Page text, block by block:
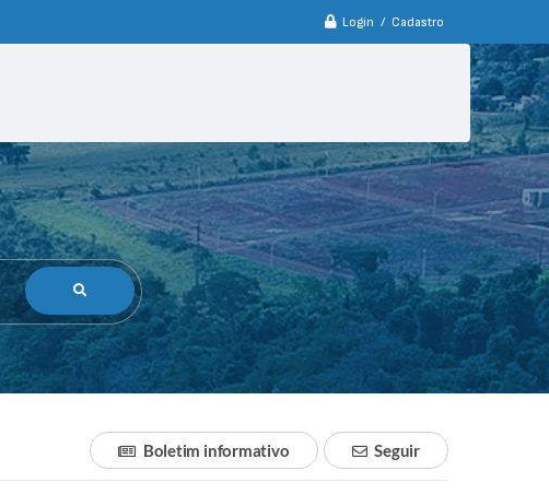
Login / Cadastro
Seguir
Boletim informativo